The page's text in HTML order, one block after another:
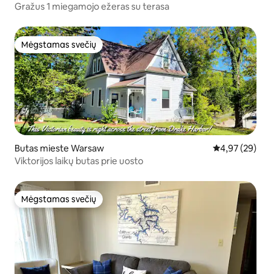
Gražus 1 miegamojo ežeras su terasa
Mėgstamas svečių
Mėgstamas svečių
Butas mieste Warsaw Vidutinis
4,97 (29)
Viktorijos laikų butas prie uosto
Mėgstamas svečių
Mėgstamas svečių